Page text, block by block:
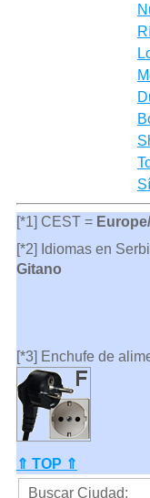
[*1] CEST =
[*2] Idiomas en
Gitano
[*3] Enchufe de
⇑ TOP ⇑
Buscar Ciudad: